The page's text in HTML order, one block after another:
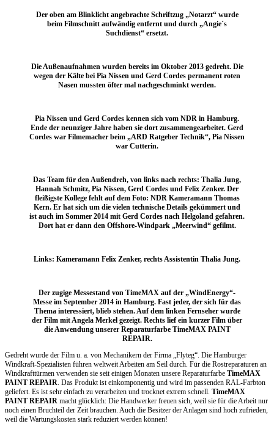
Der oben am Blinklicht angebrachte Schriftzug „Notarzt“ wurde
beim Filmschnitt aufwändig entfernt und durch „Angie´s
Suchdienst“ ersetzt.
Die Außenaufnahmen wurden bereits im Oktober 2013 gedreht. Die
wegen der Kälte bei Pia Nissen und Gerd Cordes permanent roten
Nasen mussten öfter mal nachgeschminkt werden.
Pia Nissen und Gerd Cordes kennen sich vom NDR in Hamburg.
Ende der neunziger Jahre haben sie dort zusammengearbeitet. Gerd
Cordes war Filmemacher beim „ARD Ratgeber Technik“, Pia Nissen
war Cutterin.
Das Team für den Außendreh, von links nach rechts: Thalia Jung,
Hannah Schmitz, Pia Nissen, Gerd Cordes und Felix Zenker. Der
fleißigste Kollege fehlt auf dem Foto: NDR Kameramann Thomas
Kern. Er hat sich um die vielen technische Details gekümmert und
ist auch im Sommer 2014 mit Gerd Cordes nach Helgoland gefahren.
Dort hat er dann den Offshore-Windpark „Meerwind“ gefilmt.
Links: Kameramann Felix Zenker, rechts Assistentin Thalia Jung.
Der zugige Messestand von TimeMAX auf der „WindEnergy“-
Messe im September 2014 in Hamburg. Fast jeder, der sich für das
Thema interessiert, blieb stehen. Auf dem linken Fernseher wurde
der Film mit Angela Merkel gezeigt. Rechts lief ein kurzer Film über
die Anwendung unserer Reparaturfarbe TimeMAX PAINT
REPAIR.
Gedreht wurde der Film u. a. von Mechanikern der Firma „Flyteg“. Die Hamburger
Windkraft-Spezialisten führen weltweit Arbeiten am Seil durch. Für die Rostreparaturen an
Windkrafttürmen verwenden sie seit einigen Monaten unsere Reparaturfarbe TimeMAX
PAINT REPAIR. Das Produkt ist einkomponentig und wird im passenden RAL-Farbton
geliefert. Es ist sehr einfach zu verarbeiten und trocknet extrem schnell. TimeMAX
PAINT REPAIR macht glücklich: Die Handwerker freuen sich, weil sie für die Arbeit nur
noch einen Bruchteil der Zeit brauchen. Auch die Besitzer der Anlagen sind hoch zufrieden,
weil die Wartungskosten stark reduziert werden können!